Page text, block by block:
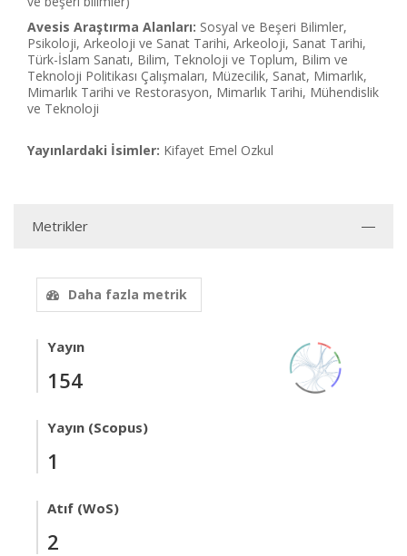
Avesis Araştırma Alanları: Sosyal ve Beşeri Bilimler,
Psikoloji, Arkeoloji ve Sanat Tarihi, Arkeoloji, Sanat Tarihi,
Türk-İslam Sanatı, Bilim, Teknoloji ve Toplum, Bilim ve
Teknoloji Politikası Çalışmaları, Müzecilik, Sanat, Mimarlık,
Mimarlık Tarihi ve Restorasyon, Mimarlık Tarihi, Mühendislik
ve Teknoloji
Yayınlardaki İsimler: Kifayet Emel Ozkul
Metrikler
Daha fazla metrik
Yayın
154
Yayın (Scopus)
1
Atıf (WoS)
2